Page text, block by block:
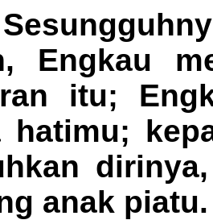
Engkau
itu;
hatimu;
anak piatu.